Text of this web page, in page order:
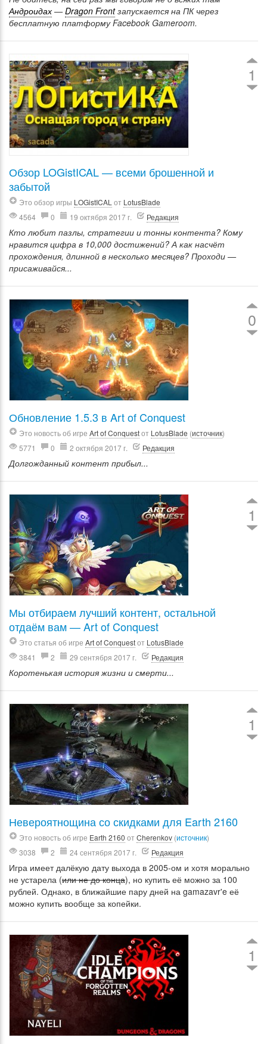
Андроидах —Dragon Frontзапускается на ПК через
бесплатную платформу Facebook Gameroom.
1
Обзор LOGistICAL — всеми брошенной и
забытой
Это обзор игры LOGistICAL от LotusBlade
4564
0 19 октября 2017 г. Редакция
Кто любит пазлы, стратегии и тонны контента? Кому
нравится цифра в 10,000 достижений? А как насчёт
прохождения, длинной в несколько месяцев? Проходи —
присаживайся...
0
Обновление 1.5.3 в Art of Conquest
Это новость об игре Art of Conquestот LotusBlade (источник)
5771
0 2 октября 2017 г. Редакция
Долгожданный контент прибыл...
1
Мы отбираем лучший контент, остальной
отдаём вам — Art of Conquest
Это статья об игре Art of Conquestот LotusBlade
3841
2 29 сентября 2017 г. Редакция
Коротенькая история жизни и смерти...
1
Невероятнощина со скидками для Earth 2160
Это новость об игре Earth 2160 отCherenkov (источник)
3038
2 24 сентября 2017 г. Редакция
Игра имеет далёкую дату выхода в 2005-ом и хотя морально
не устарела (или не до конца), но купить её можно за 100
рублей. Однако, в ближайшие пару дней на gamazavr'e её
можно купить вообще за копейки.
1